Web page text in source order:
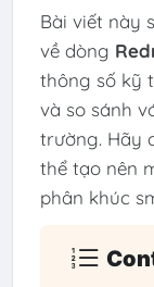
Bài viết này
về dòng
thông số kỹ
và so sánh
trường. Hãy
thể tạo nên
phân khúc